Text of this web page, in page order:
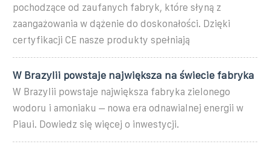
pochodzące od zaufanych fabryk, które słyną z
zaangażowania w dążenie do doskonałości. Dzięki
certyfikacji CE nasze produkty spełniają
W Brazylii powstaje największa na świecie fabryka
W Brazylii powstaje największa fabryka zielonego
wodoru i amoniaku – nowa era odnawialnej energii w
Piaui. Dowiedz się więcej o inwestycji.